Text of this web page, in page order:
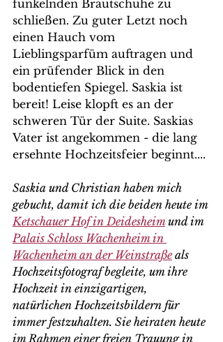
funkelnden Brautschuhe zu
schließen. Zu guter Letzt noch
einen Hauch vom
Lieblingsparfüm auftragen und
ein prüfender Blick in den
bodentiefen Spiegel. Saskia ist
bereit! Leise klopft es an der
schweren Tür der Suite. Saskias
Vater ist angekommen - die lang
ersehnte Hochzeitsfeier beginnt....
Saskia und Christian haben mich
gebucht, damit ich die beiden heute im
Ketschauer Hof in Deidesheim und im
Palais Schloss Wachenheim in
Wachenheim an der Weinstraße als
Hochzeitsfotograf begleite, um ihre
Hochzeit in einzigartigen,
natürlichen Hochzeitsbildern für
immer festzuhalten. Sie heiraten heute
im Rahmen einer freien Trauung in